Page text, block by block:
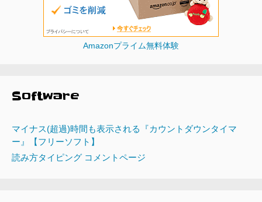
Amazonプライム無料体験
Software
マイナス(超過)時間も表示される『カウントダウンタイマ
ー』【フリーソフト】
読み方タイピング コメントページ